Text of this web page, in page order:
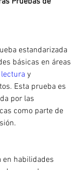
estandarizada
básicas en áreas
y
Esta prueba es
por las
como parte de
en habilidades